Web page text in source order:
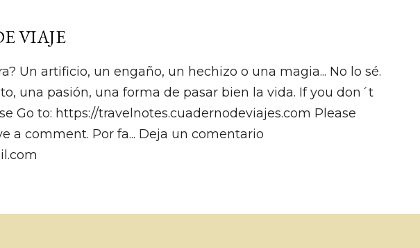
VIAJE
Un artificio, un engaño, un hechizo o una magia... No lo sé.
una pasión, una forma de pasar bien la vida. If you don´t
Go to: https://travelnotes.cuadernodeviajes.com Please
a comment. Por fa... Deja un comentario